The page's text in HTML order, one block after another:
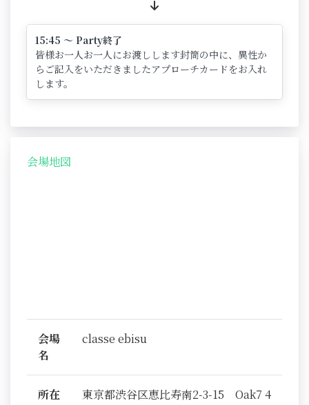
15:45 ～ Party終了
皆様お一人お一人にお渡しします封筒の中に、異性か
らご記入をいただきましたアプローチカードをお入れ
します。
会場地図
会場
名
classe ebisu
所在
東京都渋谷区恵比寿南2-3-15 Oak7 4